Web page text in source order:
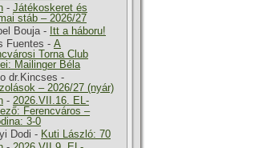
- Játékoskeret és
stáb – 2026/27
Bouja- Itt a háboru!
Fuentes - A
Torna Club
Mailinger Béla
dr.Kincses -
– 2026/27 (nyár)
- 2026.VII.16. EL-
Ferencváros –
3-0
Dodi - Kuti László: 70